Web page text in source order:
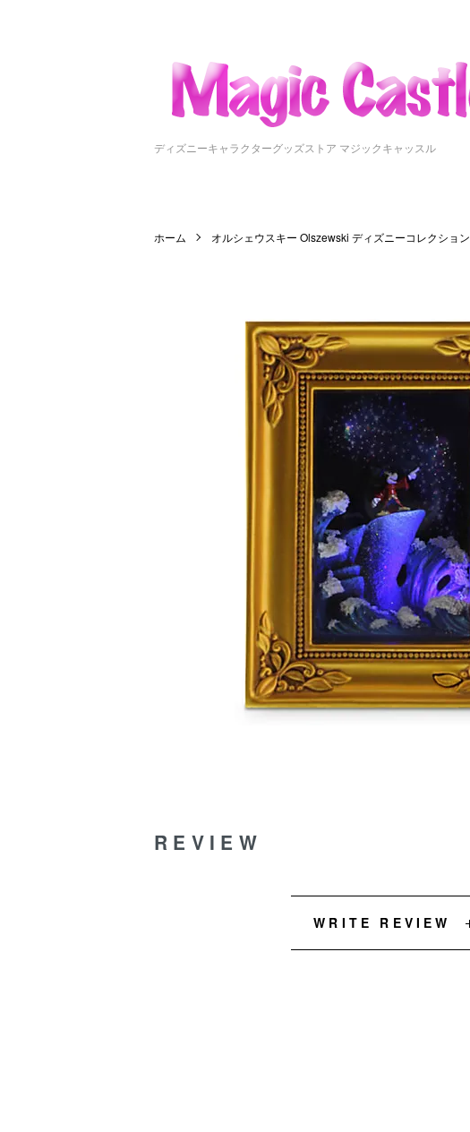
ディズニーキャラクターグッズストア マジックキャッスル
ホーム オルシェウスキー Olszewski ディズニーコレクション
REVIEW
WRITE REVIEW